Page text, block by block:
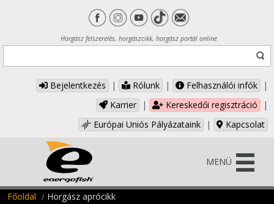
Horgász felszerelés, horgászcikk, horgász portál online
Bejelentkezés | Rólunk | Felhasználói infók
|
Karrier
| Kereskedői regisztráció
|
Európai Uniós Pályázataink
| Kapcsolat
MENÜ
Főoldal Horgász aprócikk